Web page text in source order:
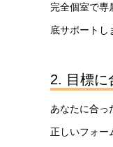
完全個室で専
底サポートし
2. 目標に
あなたに合っ
正しいフォー